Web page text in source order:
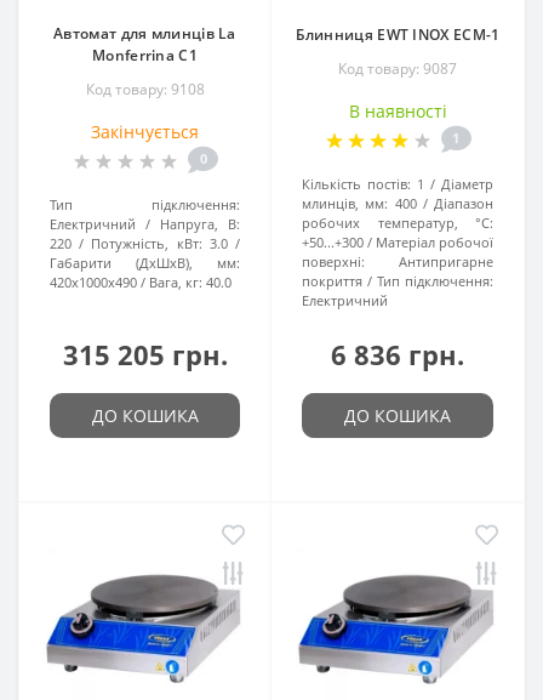
Автомат для млинців La
Monferrina С1
Код товару: 9108
Закінчується
0
Тип підключення:
Електричний
Напруга, В:
220
Потужність, кВт: 3.0
Габарити (ДхШхВ), мм:
420x1000x490
Вага, кг: 40.0
315 205 грн.
ДО КОШИКА
Блинниця EWT INOX ECM-1
Код товару: 9087
В наявності
1
Кількість постів: 1
Діаметр
млинців, мм: 400
Діапазон
робочих температур, °C:
+50...+300
Матеріал робочої
поверхні:
Антипригарне
покриття
Тип підключення:
Електричний
6 836 грн.
ДО КОШИКА